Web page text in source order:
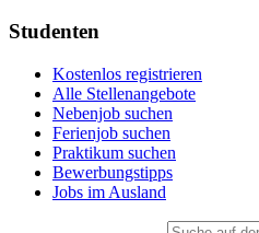
Studenten
Kostenlos registrieren
Alle Stellenangebote
Nebenjob suchen
Ferienjob suchen
Praktikum suchen
Bewerbungstipps
Jobs im Ausland